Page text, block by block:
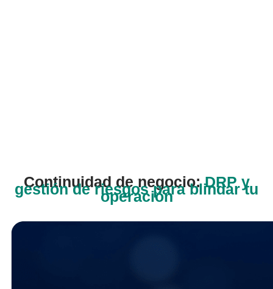
Continuidad de negocio:DRP y
gestión de riesgos para blindar tu
operación